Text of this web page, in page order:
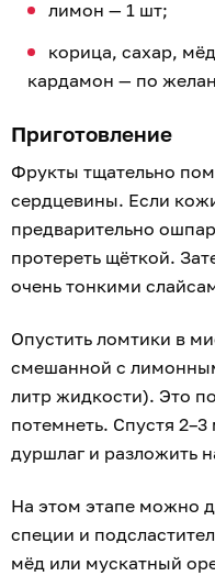
лимон — 1 шт;
корица, сахар,
кардамон — по
Приготовление
Фрукты тщательно
сердцевины. Если
предварительно
протереть щёткой.
очень тонкими
Опустить ломтики в
смешанной с
литр жидкости). Это
потемнеть. Спустя
дуршлаг и разложить
На этом этапе можно
специи и
мёд или мускатный